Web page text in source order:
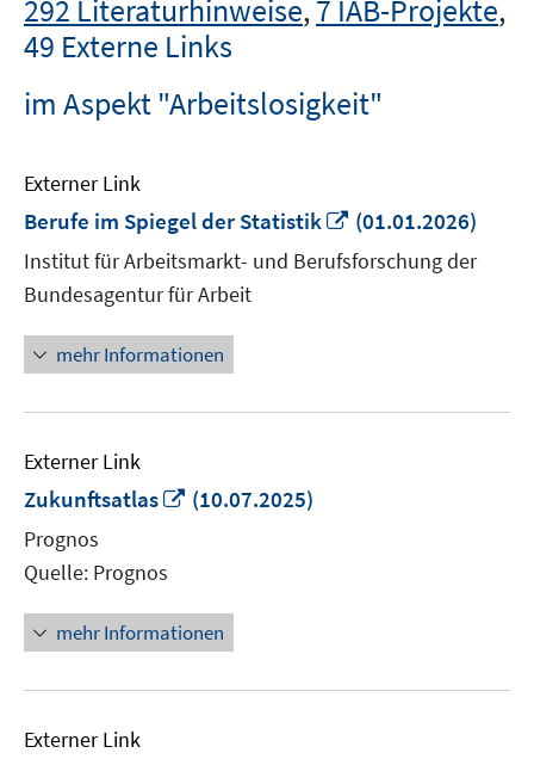
292 Literaturhinweise,7 IAB-Projekte,
49 Externe Links
im Aspekt "Arbeitslosigkeit"
Externer Link
Berufe im Spiegel der Statistik
In
neuem
Fenster
(01.01.2026)
Institut für Arbeitsmarkt- und Berufsforschung der
Bundesagentur für Arbeit
mehr Informationen
Externer Link
Zukunftsatlas
In
(10.07.2025)
Prognos
Quelle: Prognos
mehr Informationen
Externer Link